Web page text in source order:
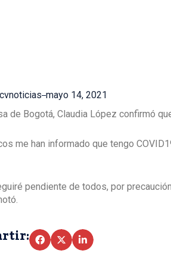
mayo 14, 2021
de Bogotá, Claudia López confirmó
me han informado que tengo
pendiente de todos, por